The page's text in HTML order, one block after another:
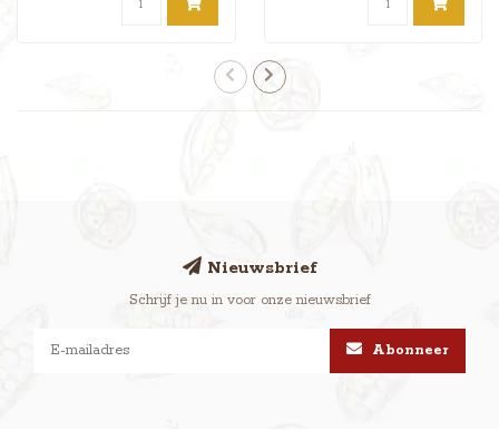
Nieuwsbrief
Schrijf je nu in voor onze nieuwsbrief
Abonneer